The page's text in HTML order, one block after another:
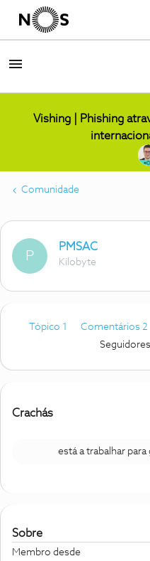
Vishing | Phishing
Comunidade
P
PMSAC
Kilobyte
Tópico 1 Comentários 2
Seguidores
Crachás
está a trabalhar
Sobre
Membro desde